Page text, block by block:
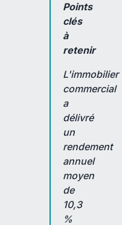
Points
clés
à
retenir
L'immobilier
commercial
a
délivré
un
rendement
annuel
moyen
de
10,3
%